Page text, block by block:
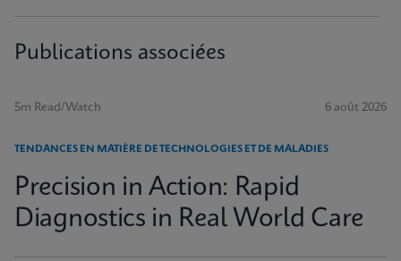
Publications associées
5m Read/Watch 6 août 2026
TENDANCES EN MATIÈRE DE TECHNOLOGIES ET DE MALADIES
Precision in Action: Rapid
Diagnostics in Real World Care